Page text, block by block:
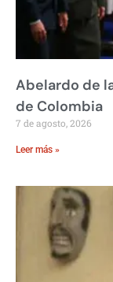
Abelardo de
de Colombia
7 de agosto, 2026
Leer más »